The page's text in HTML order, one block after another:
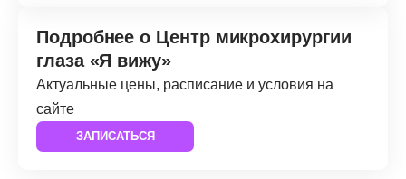
Подробнее о Центр микрохирургии
глаза «Я вижу»
Актуальные цены, расписание и условия на
сайте
ЗАПИСАТЬСЯ